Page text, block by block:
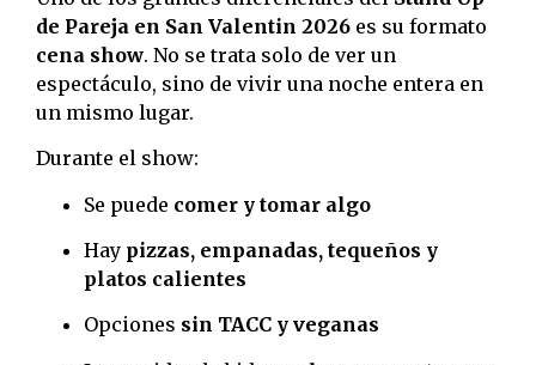
de Pareja en San Valentin 2026 es su formato
cena show. No se trata solo de ver un
espectáculo, sino de vivir una noche entera en
un mismo lugar.
Durante el show:
Se puede comer y tomar algo
Hay pizzas, empanadas, tequeños y
platos calientes
Opciones sin TACC y veganas